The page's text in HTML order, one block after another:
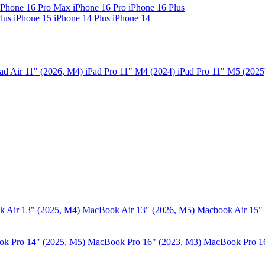
16 Pro Max iPhone 16 Pro iPhone 16 Plus
iPhone 15 iPhone 14 Plus iPhone 14
Air 11" (2026, M4) iPad Pro 11" M4 (2024) iPad Pro 11" M5
Air 13" (2025, M4) MacBook Air 13″ (2026, M5) Macbook Air 15"
Pro 14″ (2025, M5) MacBook Pro 16" (2023, M3) MacBook Pro